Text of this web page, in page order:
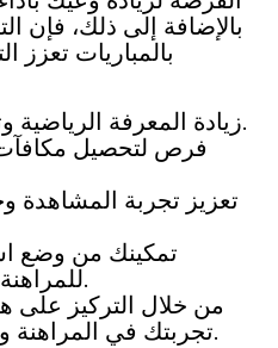
بالإضافة إلى ذلك، فإن
بالمباريات تعزز
زيادة المعرفة الرياضية وتحليل أفضل للفرق.
فرص لتحصيل
تعزيز تجربة المشاهدة
تمكينك من وضع
للمراهنة حسب تحليل الأداء.
من خلال التركيز على
تجربتك في المراهنة وجعلها أكثر متعة وفاعلية.